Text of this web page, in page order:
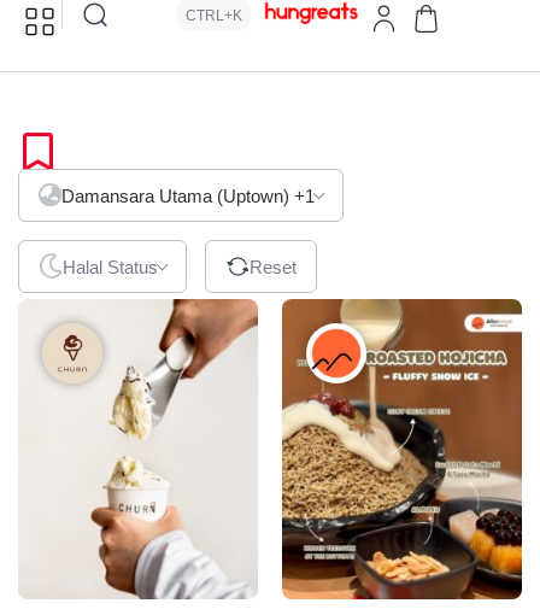
CTRL+K
Desserts
Damansara Utama (Uptown) +1
Halal Status Reset